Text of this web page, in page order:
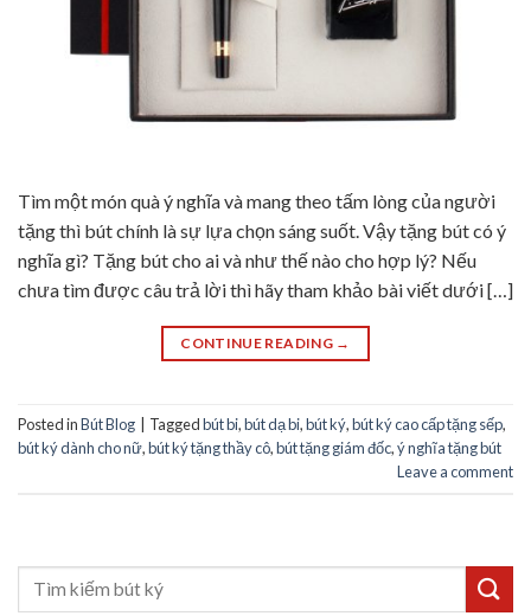
Tìm một món quà ý nghĩa và mang theo tấm lòng của người
tặng thì bút chính là sự lựa chọn sáng suốt. Vậy tặng bút có ý
nghĩa gì? Tặng bút cho ai và như thế nào cho hợp lý? Nếu
chưa tìm được câu trả lời thì hãy tham khảo bài viết dưới […]
CONTINUE READING →
Posted inBút Blog Taggedbút bi,bút dạ bi,bút ký,bút ký cao cấp tặng sếp,
bút ký dành cho nữ,bút ký tặng thầy cô,bút tặng giám đốc,ý nghĩa tặng bút
Leave a comment